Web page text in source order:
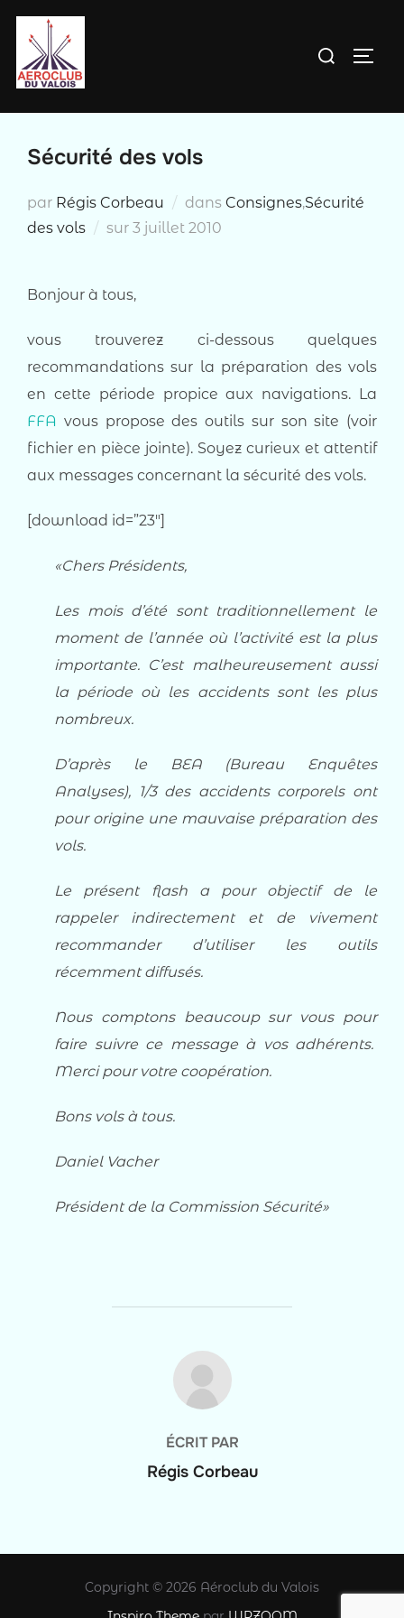
contenu
Rechercher :
Sécurité des vols
par Régis Corbeau dans Consignes,Sécurité
des vols
sur Publié
3 juillet 2010
Bonjour à tous,
vous trouverez ci-dessous quelques
recommandations sur la préparation des vols
en cette période propice aux navigations. La
FFA vous propose des outils sur son site (voir
fichier en pièce jointe). Soyez curieux et attentif
aux messages concernant la sécurité des vols.
[download id=”23″]
«Chers Présidents,
Les mois d’été sont traditionnellement le
moment de l’année où l’activité est la plus
importante. C’est malheureusement aussi
la période où les accidents sont les plus
nombreux.
D’après le BEA (Bureau Enquêtes
Analyses), 1/3 des accidents corporels ont
pour origine une mauvaise préparation des
vols.
Le présent flash a pour objectif de le
rappeler indirectement et de vivement
recommander d’utiliser les outils
récemment diffusés.
Nous comptons beaucoup sur vous pour
faire suivre ce message à vos adhérents.
Merci pour votre coopération.
Bons vols à tous.
Daniel Vacher
Président de la Commission Sécurité»
AUTEUR DE LA PUBLICATION
ÉCRIT PAR
Régis Corbeau
Copyright © 2026 Aéroclub du Valois